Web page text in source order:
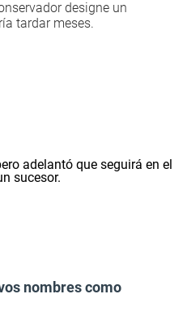
designe un
tardar meses.
nombres como